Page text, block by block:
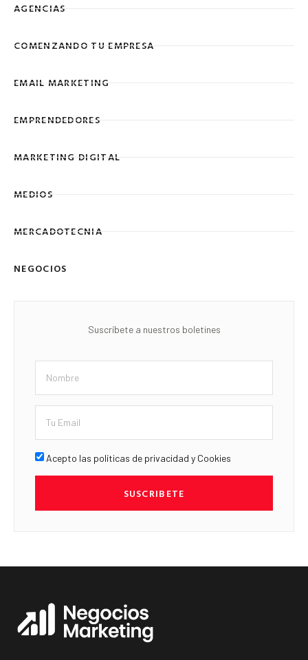
AGENCIAS
COMENZANDO TU EMPRESA
EMAIL MARKETING
EMPRENDEDORES
MARKETING DIGITAL
MEDIOS
MERCADOTECNIA
NEGOCIOS
Suscríbete a nuestros boletines
Acepto las políticas de privacidad y Cookies
SUSCRIBETE